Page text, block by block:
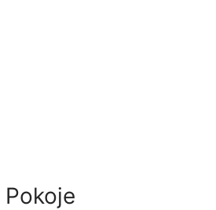
Pokoje